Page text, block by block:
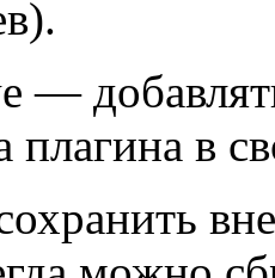
—
плагина в